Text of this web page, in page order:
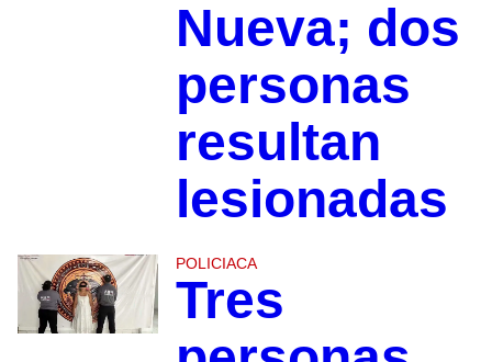
Nueva; dos
personas
resultan
lesionadas
POLICIACA
Tres